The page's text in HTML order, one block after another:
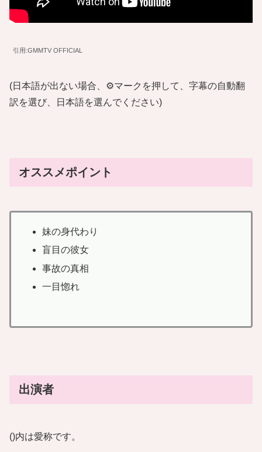
引用:GMMTV OFFICIAL
(日本語が出ない場合、⚙️マークを押して、字幕の自動翻
訳を選び、日本語を選んでください)
オススメポイント
妹の身代わり
盲目の彼女
事故の真相
一目惚れ
出演者
()内は愛称です。